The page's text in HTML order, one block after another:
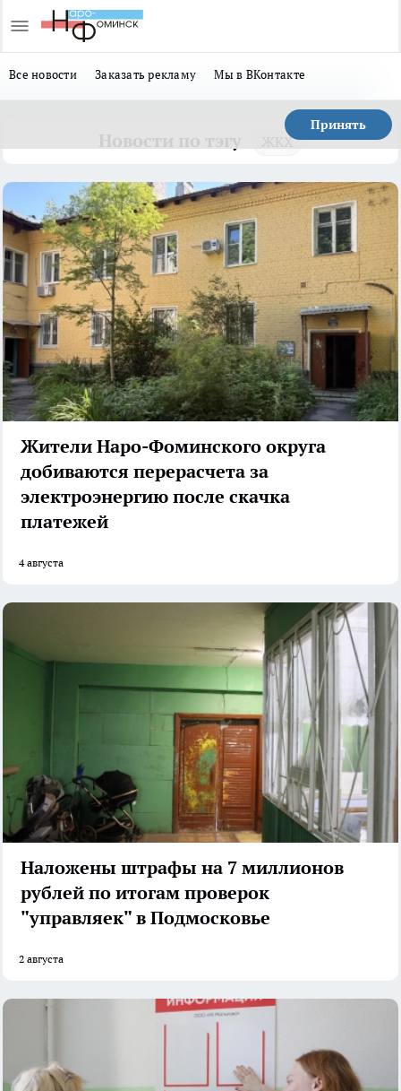
Все новости Заказать рекламу Мы в ВКонтакте
Принять
ЖКХ
Жители Наро-Фоминского округа
добиваются перерасчета за
электроэнергию после скачка
платежей
4 августа
Наложены штрафы на 7 миллионов
рублей по итогам проверок
"управляек" в Подмосковье
2 августа